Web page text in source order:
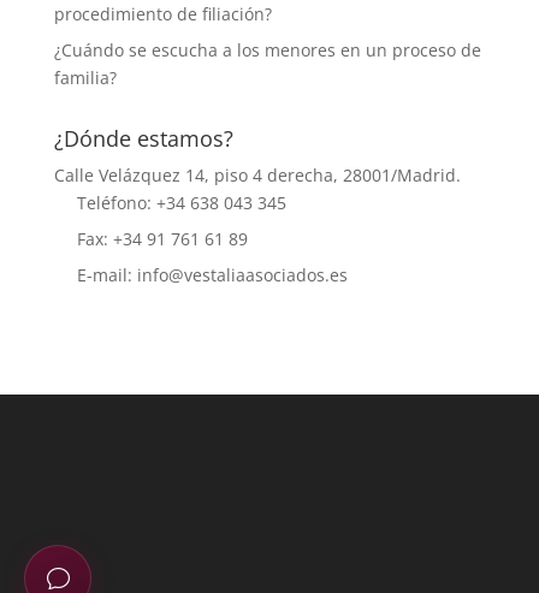
procedimiento de filiación?
¿Cuándo se escucha a los menores en un proceso de
familia?
¿Dónde estamos?
Calle Velázquez 14, piso 4 derecha, 28001/Madrid.
Teléfono: +34 638 043 345
Fax: +34 91 761 61 89
E-mail: info@vestaliaasociados.es